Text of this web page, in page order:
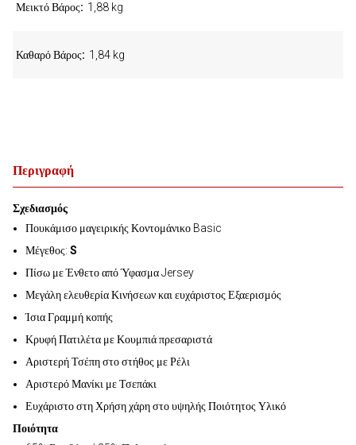
Περιγραφή
Σχεδιασμός
Πουκάμισο μαγειρικής Κοντομάνικο Basic
Μέγεθος: S
Πίσω με Ένθετο από Ύφασμα Jersey
Μεγάλη ελευθερία Κινήσεων και ευχάριστος Εξαερισμός
Ίσια Γραμμή κοπής
Κρυφή Πατιλέτα με Κουμπιά πρεσαριστά
Αριστερή Τσέπη στο στήθος με Ρέλι
Αριστερό Μανίκι με Τσεπάκι
Ευχάριστο στη Χρήση χάρη στο υψηλής Ποιότητος Υλικό
Ποιότητα
Μεικτό Βάρος 1,88 kg
Καθαρό Βάρος 1,84 kg